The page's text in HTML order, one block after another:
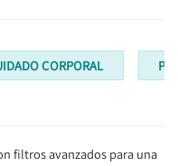
CORPORAL
filtros avanzados para una